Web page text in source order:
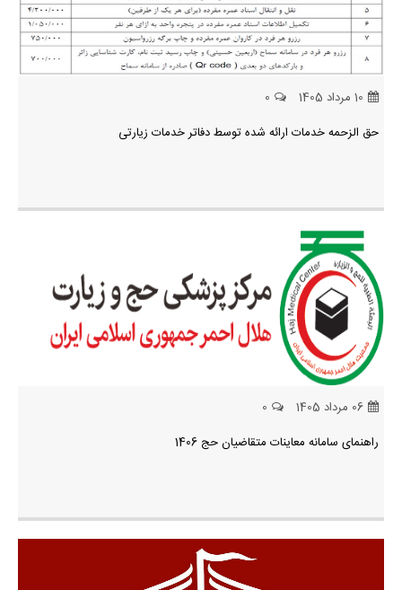
10 مرداد 1405
0
حق الزحمه خدمات ارائه شده توسط دفاتر خدمات زیارتی
06 مرداد 1405
0
راهنمای سامانه معاینات متقاضیان حج 1406